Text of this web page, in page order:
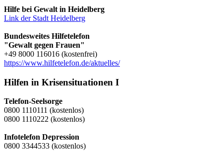
Hilfe bei Gewalt in Heidelberg
Link der Stadt Heidelberg
Bundesweites Hilfetelefon
"Gewalt gegen Frauen"
+49 8000 116016 (kostenfrei)
https://www.hilfetelefon.de/aktuelles/
Hilfen in Krisensituationen I
Telefon-Seelsorge
0800 1110111 (kostenlos)
0800 1110222 (kostenlos)
Infotelefon Depression
0800 3344533 (kostenlos)